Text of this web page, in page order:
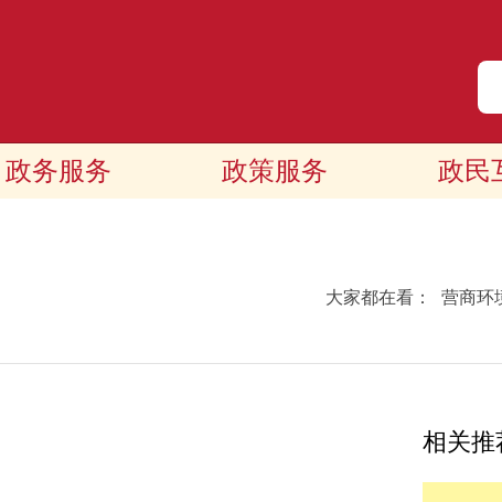
政务服务 政策服务 政民
大家都在看： 营商环
相关推